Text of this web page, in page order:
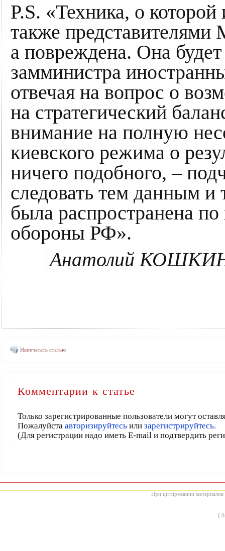
P.S. «Техника, о
также
а повреждена. Она будет
замминистра
отвечая на вопрос о
на стратегический
внимание на полную
киевского режима о
ничего подобного, –
следовать тем данным и
была распространена
обороны РФ».
Анатолий
Напечатать статью
Комментарии к статье
Только зарегистрированные пользователи могут
Пожалуйста авторизируйтесьили зарегистрируйтесь.
(Для регистрации надо иметь E-mail и подтвердить
При цитировании материалов
[